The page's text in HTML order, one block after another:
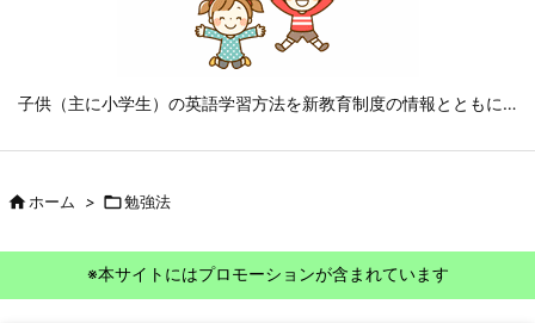
子供（主に小学生）の英語学習方法を新教育制度の情報とともに…

ホーム > 勉強法
※本サイトにはプロモーションが含まれています